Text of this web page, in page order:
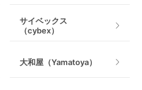
個人の好みや機能性が重
てみないとわからないベ
なモデルとブランドを試
の快適さと自分のニーズ
室内遊具
サイベックス
（cybex）
大和屋（Yamatoya）